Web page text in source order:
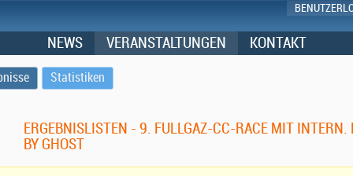
NEWS VERANSTALTUNGEN KONTAKT
Statistiken
ERGEBNISLISTEN - 9. FULLGAZ-CC-RACE MIT INTERN.
BY GHOST